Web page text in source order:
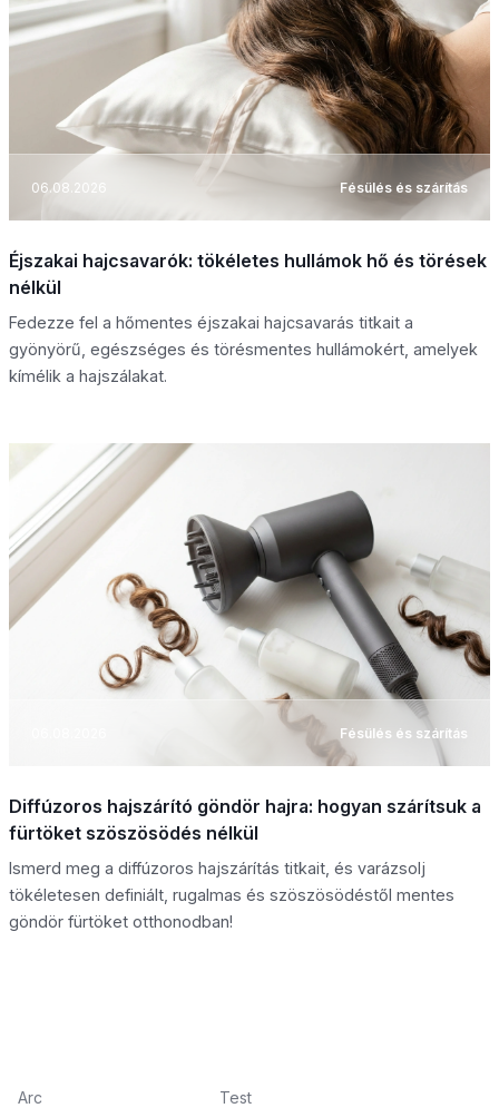
06.08.2026 Fésülés és szárítás
Éjszakai hajcsavarók: tökéletes hullámok hő és törések
nélkül
Fedezze fel a hőmentes éjszakai hajcsavarás titkait a
gyönyörű, egészséges és törésmentes hullámokért, amelyek
kímélik a hajszálakat.
Fésülés és szárítás
Diffúzoros hajszárító göndör hajra: hogyan szárítsuk a
fürtöket szöszösödés nélkül
Ismerd meg a diffúzoros hajszárítás titkait, és varázsolj
tökéletesen definiált, rugalmas és szöszösödéstől mentes
göndör fürtöket otthonodban!
Arc
Test